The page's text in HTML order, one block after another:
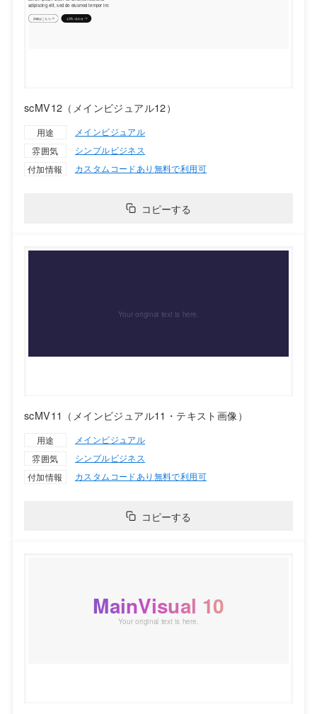
scMV12（メインビジュアル12）
用途
メインビジュアル
雰囲気
シンプルビジネス
付加情報
カスタムコードあり 無料で利用可
コピーする
scMV11（メインビジュアル11・テキスト画像）
用途
メインビジュアル
雰囲気
シンプルビジネス
付加情報
カスタムコードあり 無料で利用可
コピーする